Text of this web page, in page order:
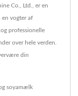
Co., Ltd., er en
en vogter af
professionelle
over hele verden.
din
soyamælk